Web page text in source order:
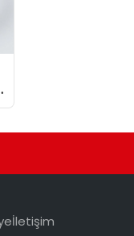
İletişim